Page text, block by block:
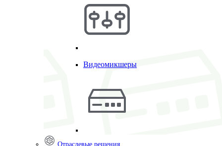
Видеомикшеры
Отраслевые решения